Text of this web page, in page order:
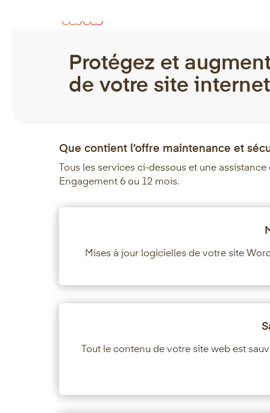
Protégez et
de votre site
Que contient l’offre maintenance et
Tous les services ci-dessous et une
Engagement 6 ou 12 mois.
Mises à jour logicielles de votre site
Tout le contenu de votre site web est